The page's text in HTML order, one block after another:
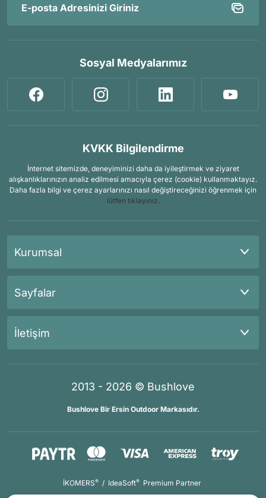
Sosyal Medyalarımız
KVKK Bilgilendirme
İnternet sitemizde, deneyiminizi daha da iyileştirmek ve ziyaret
alışkanlıklarınızın analiz edilmesi amacıyla çerez (cookie) kullanmaktayız.
Daha fazla bilgi ve çerez ayarlarınızı nasıl değiştireceğinizi öğrenmek için
lütfen tıklayınız.
Kurumsal
Sayfalar
İletişim
2013 - 2026 © Bushlove
Bushlove Bir Ersin Outdoor Markasıdır.
İKOMERS® / IdeaSoft® Premium Partner